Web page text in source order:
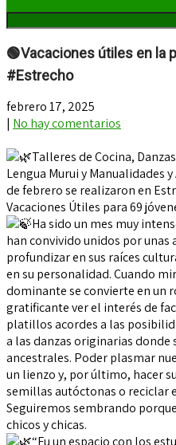
🟢Vacaciones útiles en la
#Estrecho
febrero 17, 2025
| No hay comentarios
Talleres de Cocina,
Lengua Murui y Manualidades
de febrero se realizaron en
Vacaciones Útiles para 69
Ha sido un mes muy
han convivido unidos por unas
profundizar en sus raíces
en su personalidad. Cuando
dominante se convierte en un
gratificante ver el interés de
platillos acordes a las
a las danzas originarias
ancestrales. Poder plasmar
un lienzo y, por último, hacer
semillas autóctonas o reciclar
Seguiremos sembrando
chicos y chicas.
“Fu un espacio con los